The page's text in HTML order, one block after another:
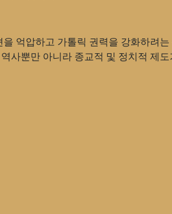
억압하고 가톨릭 권력을 강화하려는
사뿐만 아니라 종교적 및 정치적 제도